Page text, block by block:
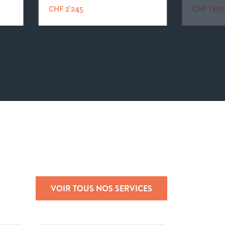
CHF 2'245
CHF
VOIR TOUS NOS SERVICES